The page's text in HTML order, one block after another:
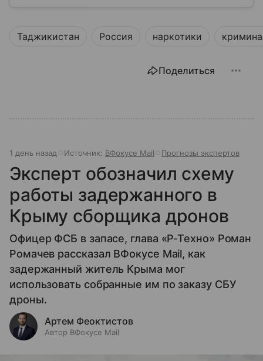
Таджикистан Россия наркотики
Поделиться
1 день назад Источник: ВФокусе Mail Прогнозы экспертов
Эксперт обозначил схему
работы задержанного в
Крыму сборщика дронов
Офицер ФСБ в запасе, глава «Р-Техно» Роман
Ромачев рассказал ВФокусе Mail, как
задержанный житель Крыма мог
использовать собранные им по заказу СБУ
дроны.
Артем Феоктистов
Автор ВФокусе Mail